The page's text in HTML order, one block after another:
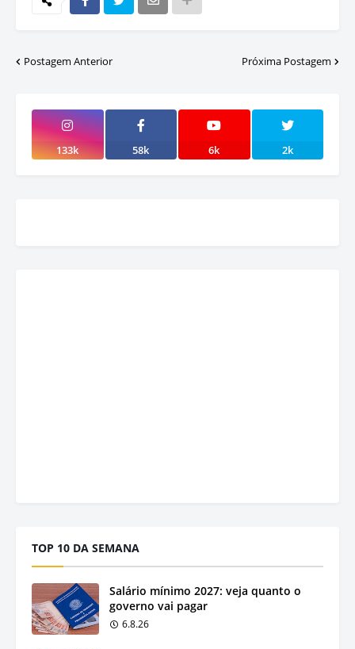
Postagem Anterior Próxima Postagem
133k 58k 6k 2k
TOP 10 DA SEMANA
Salário mínimo 2027: veja quanto o
governo vai pagar
6.8.26